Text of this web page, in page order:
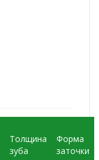
Толщина
зуба
Форма
заточки